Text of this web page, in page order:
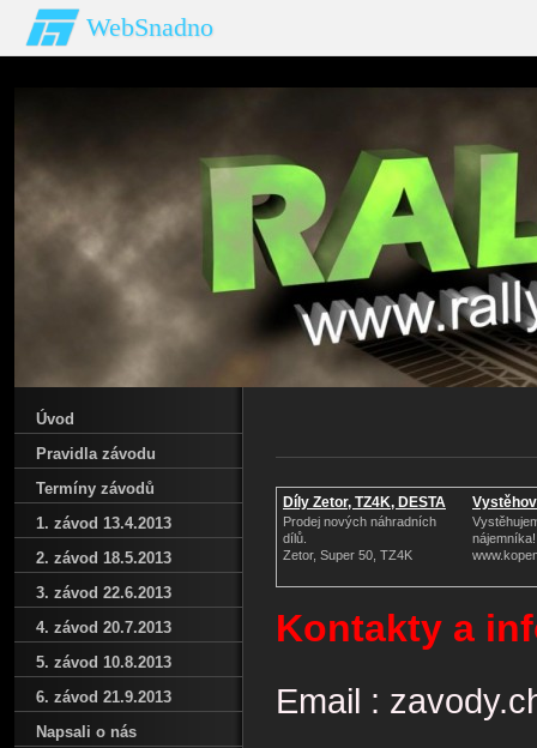
WebSnadno
Díly Zetor, TZ4K, DESTA
Prodej nových náhradních
dílů.
Zetor, Super 50, TZ4K
nájemníka!
Kontakty a
Email :
Úvod
Pravidla závodu
Termíny závodů
1. závod 13.4.2013
2. závod 18.5.2013
3. závod 22.6.2013
4. závod 20.7.2013
5. závod 10.8.2013
6. závod 21.9.2013
Napsali o nás